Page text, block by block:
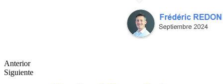
Anterior
Siguiente